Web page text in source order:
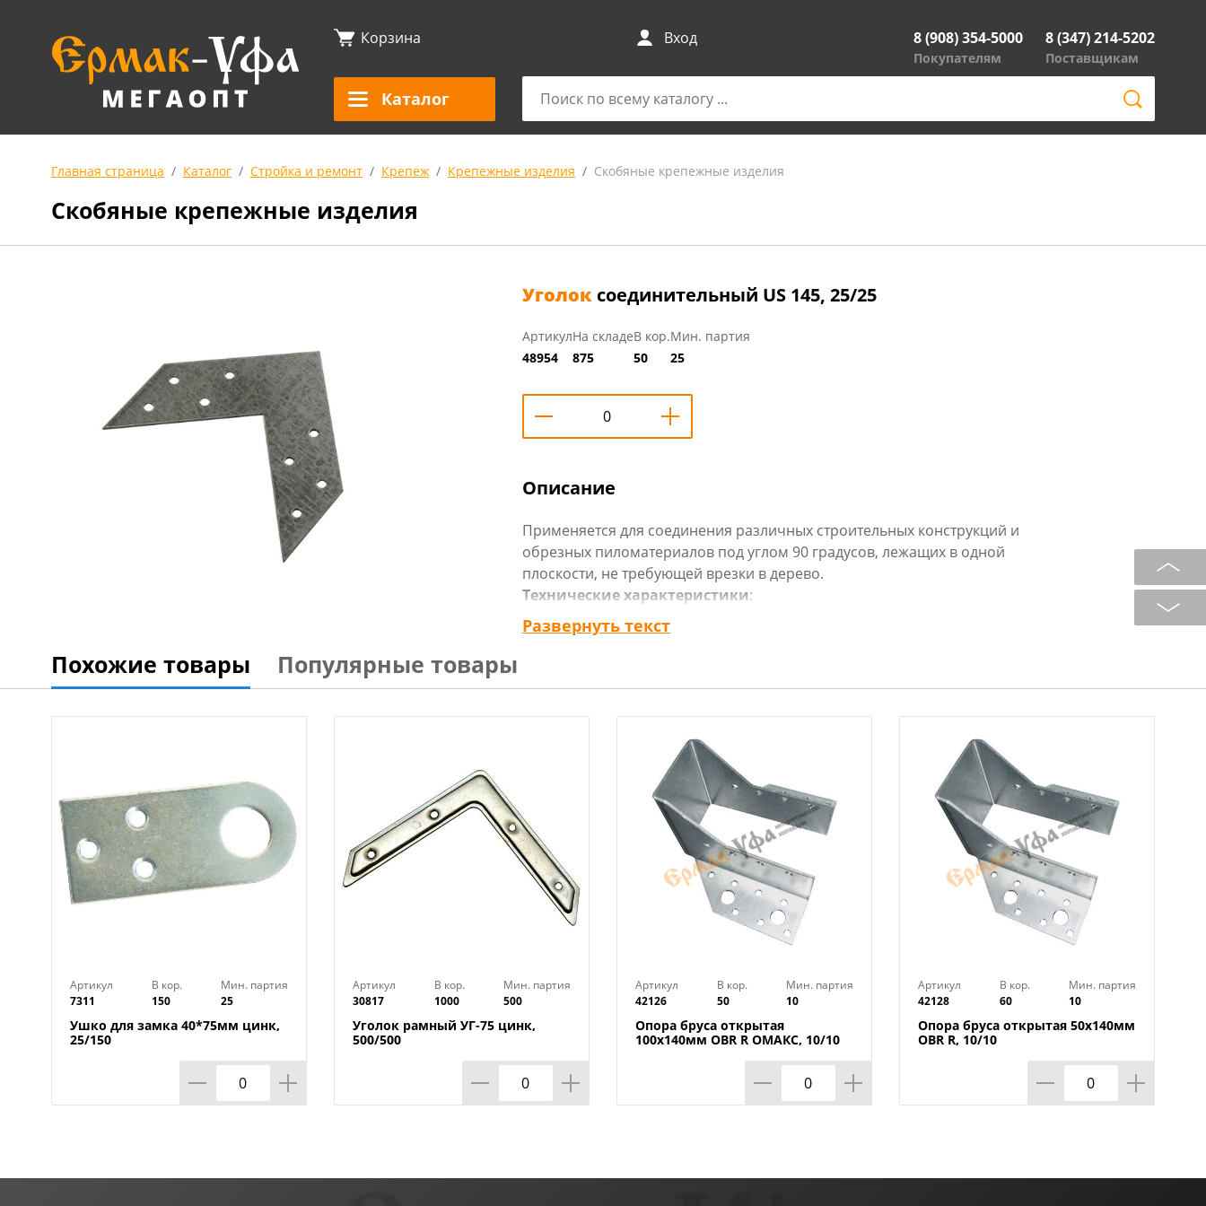
Корзина Вход 8 (908) 354-5000
Покупателям
8 (347) 214-5202
Поставщикам
Каталог
Главная страница Каталог Стройка и ремонт Крепеж Крепежные изделия Скобяные крепежные изделия
Скобяные крепежные изделия
Уголок соединительный US 145, 25/25
Артикул
48954
На складе
875
В кор.
50
Мин. партия
25
Описание
Применяется для соединения различных строительных конструкций и
обрезных пиломатериалов под углом 90 градусов, лежащих в одной
плоскости, не требующей врезки в дерево.
Технические характеристики:
Тип: Уголок соединительный
Длина, мм: 145х145
Развернуть текст
Похожие товары Популярные товары
Артикул
7311
В кор.
150
Мин. партия
25
Ушко для замка 40*75мм цинк,
25/150
Артикул
30817
В кор.
1000
Мин. партия
500
Уголок рамный УГ-75 цинк,
500/500
Артикул
42126
В кор.
50
Мин. партия
10
Опора бруса открытая
100х140мм OBR R ОМАКС, 10/10
Артикул
42128
В кор.
60
Мин. партия
10
Опора бруса открытая 50х140мм
OBR R, 10/10